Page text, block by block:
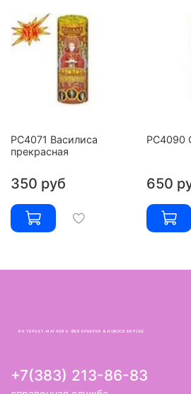
РС4071 Василиса
прекрасная
350 руб
РС4090
650
ИНТЕРНЕТ-МАГАЗИН ФЕЙЕРВЕРКИ В НОВОСИБИРСКЕ
+7(383) 213-86-83